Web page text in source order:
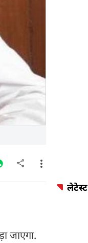
जाएगा.
लेटेस्ट